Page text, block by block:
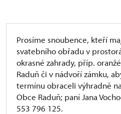
Prosíme snoubence, kteří
svatebního obřadu v
okrasné zahrady, příp.
Raduň či v nádvoří zámku,
termínu obraceli výhradně
Obce Raduň; paní Jana
553 796 125.